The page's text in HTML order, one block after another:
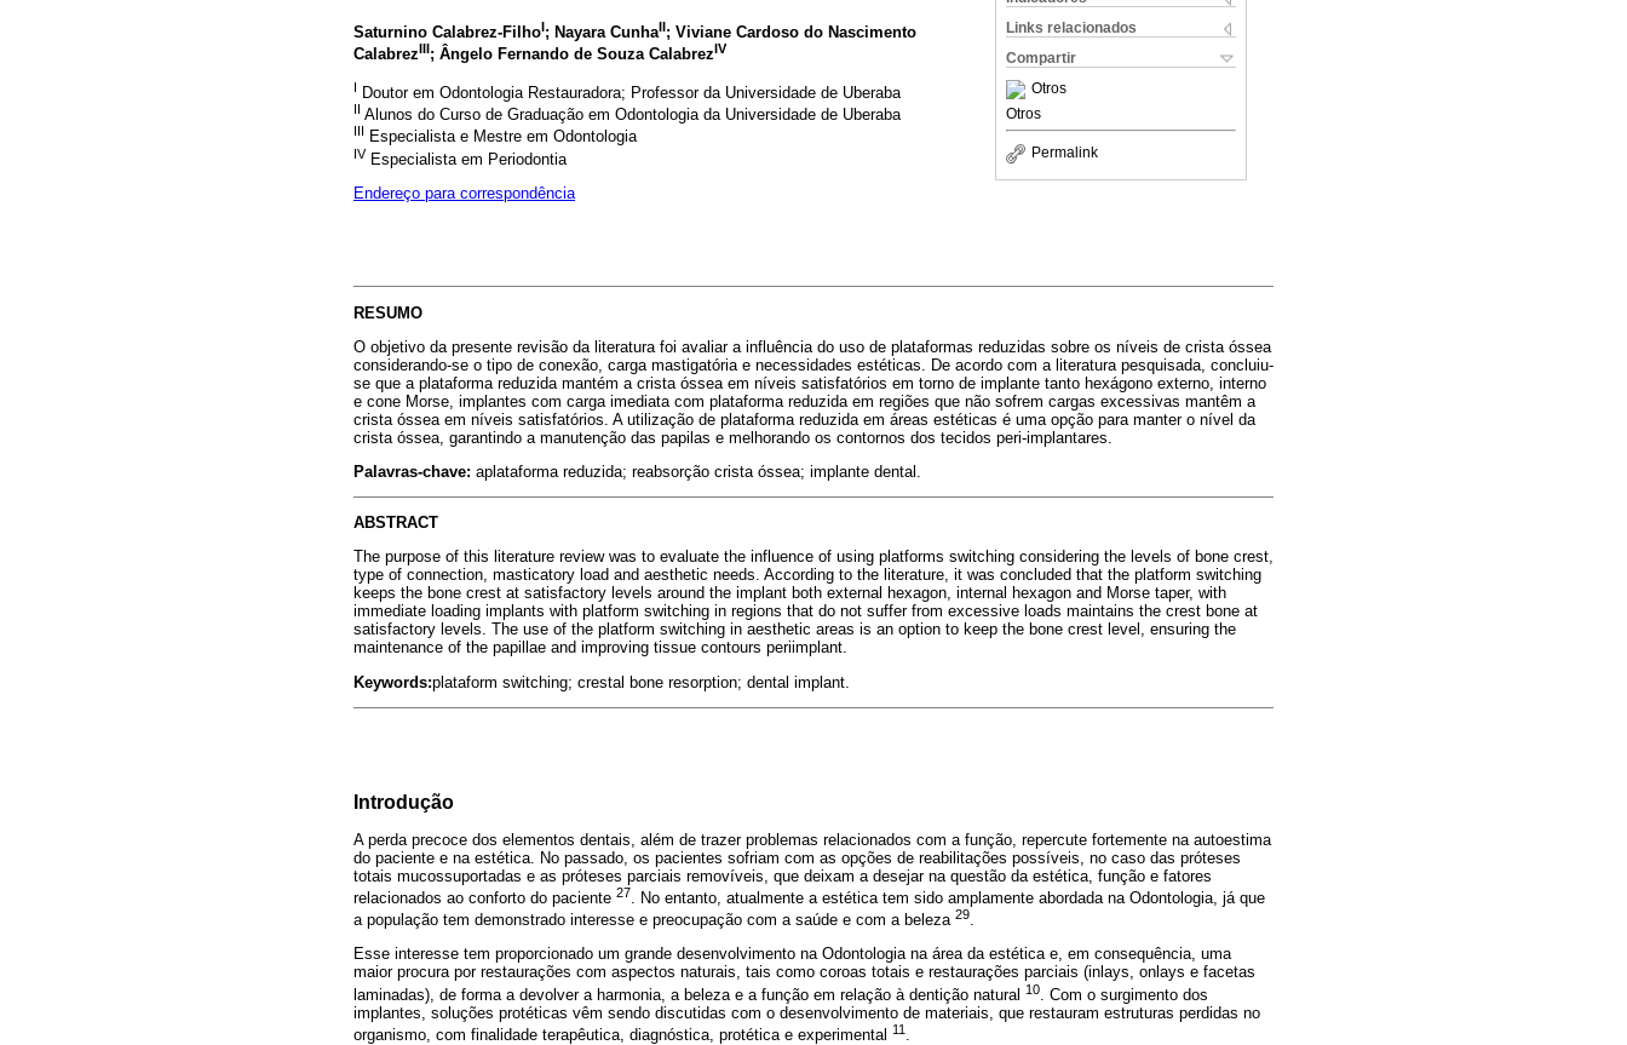
Links relacionados
Compartir
Otros
Otros
Permalink
Saturnino Calabrez-FilhoI; Nayara CunhaII; Viviane Cardoso do Nascimento
CalabrezIII; Ângelo Fernando de Souza CalabrezIV
I Doutor em Odontologia Restauradora; Professor da Universidade de Uberaba
II Alunos do Curso de Graduação em Odontologia da Universidade de Uberaba
III Especialista e Mestre em Odontologia
IV Especialista em Periodontia
Endereço para correspondência
RESUMO
O objetivo da presente revisão da literatura foi avaliar a influência do uso de plataformas reduzidas sobre os níveis de crista óssea
considerando-se o tipo de conexão, carga mastigatória e necessidades estéticas. De acordo com a literatura pesquisada, concluiu-
se que a plataforma reduzida mantém a crista óssea em níveis satisfatórios em torno de implante tanto hexágono externo, interno
e cone Morse, implantes com carga imediata com plataforma reduzida em regiões que não sofrem cargas excessivas mantêm a
crista óssea em níveis satisfatórios. A utilização de plataforma reduzida em áreas estéticas é uma opção para manter o nível da
crista óssea, garantindo a manutenção das papilas e melhorando os contornos dos tecidos peri-implantares.
Palavras-chave: aplataforma reduzida; reabsorção crista óssea; implante dental.
ABSTRACT
The purpose of this literature review was to evaluate the influence of using platforms switching considering the levels of bone crest,
type of connection, masticatory load and aesthetic needs. According to the literature, it was concluded that the platform switching
keeps the bone crest at satisfactory levels around the implant both external hexagon, internal hexagon and Morse taper, with
immediate loading implants with platform switching in regions that do not suffer from excessive loads maintains the crest bone at
satisfactory levels. The use of the platform switching in aesthetic areas is an option to keep the bone crest level, ensuring the
maintenance of the papillae and improving tissue contours periimplant.
Keywords:plataform switching; crestal bone resorption; dental implant.
Introdução
A perda precoce dos elementos dentais, além de trazer problemas relacionados com a função, repercute fortemente na autoestima
do paciente e na estética. No passado, os pacientes sofriam com as opções de reabilitações possíveis, no caso das próteses
totais mucossuportadas e as próteses parciais removíveis, que deixam a desejar na questão da estética, função e fatores
relacionados ao conforto do paciente 27
. No entanto, atualmente a estética tem sido amplamente abordada na Odontologia, já que
a população tem demonstrado interesse e preocupação com a saúde e com a beleza 29.
Esse interesse tem proporcionado um grande desenvolvimento na Odontologia na área da estética e, em consequência, uma
maior procura por restaurações com aspectos naturais, tais como coroas totais e restaurações parciais (inlays, onlays e facetas
laminadas), de forma a devolver a harmonia, a beleza e a função em relação à dentição natural 10
. Com o surgimento dos
implantes, soluções protéticas vêm sendo discutidas com o desenvolvimento de materiais, que restauram estruturas perdidas no
organismo, com finalidade terapêutica, diagnóstica, protética e experimental 11 .